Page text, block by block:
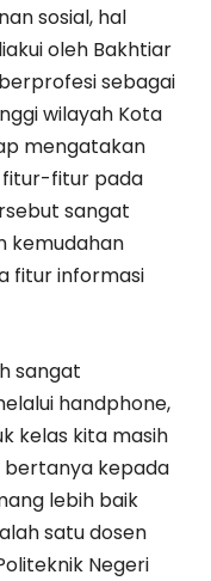
sosial, hal
oleh Bakhtiar
sebagai
wilayah Kota
mengatakan
fitur-fitur pada
sangat
kemudahan
fitur informasi
sangat
handphone,
kelas kita masih
bertanya kepada
lebih baik
satu dosen
Negeri